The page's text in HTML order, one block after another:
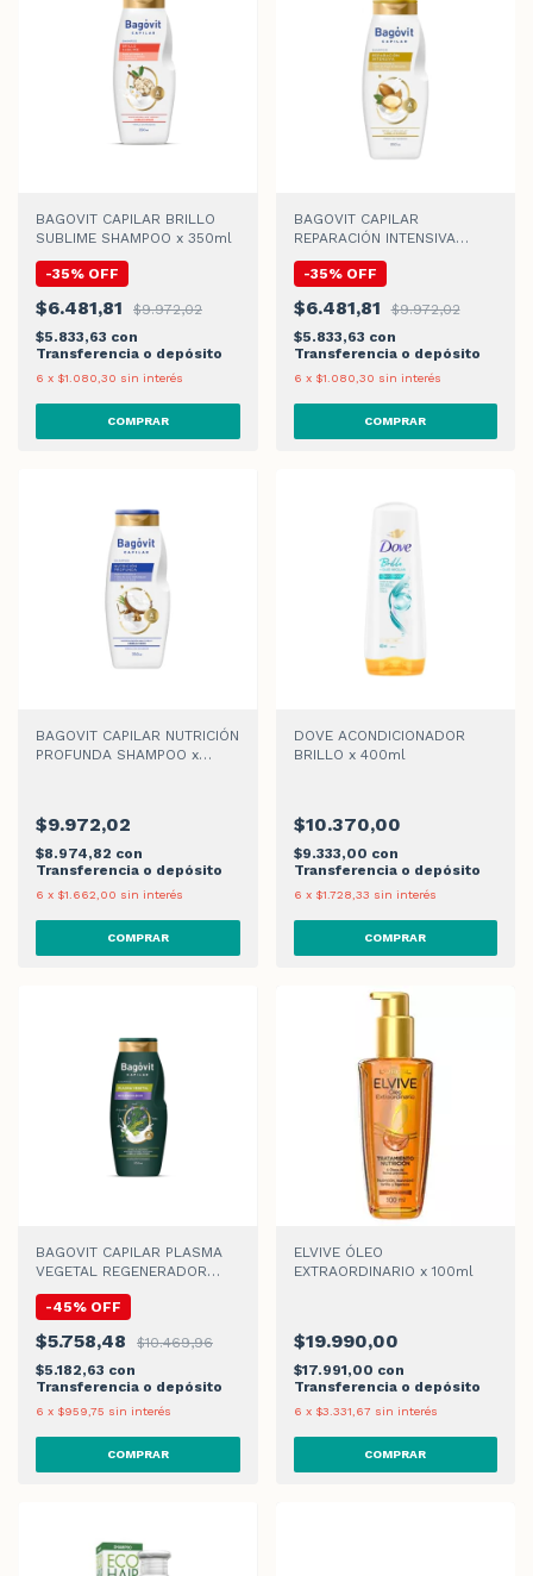
BAGOVIT CAPILAR BRILLO
SUBLIME SHAMPOO x 350ml
-35% OFF
$6.481,81
$9.972,02
$5.833,63 con
Transferencia o depósito
6 x $1.080,30 sin interés
BAGOVIT CAPILAR
REPARACIÓN INTENSIVA
-35% OFF
$6.481,81
$9.972,02
$5.833,63 con
Transferencia o depósito
6 x $1.080,30 sin interés
BAGOVIT CAPILAR NUTRICIÓN
PROFUNDA SHAMPOO x
$9.972,02
$8.974,82 con
Transferencia o depósito
6 x $1.662,00 sin interés
DOVE ACONDICIONADOR
BRILLO x 400ml
$10.370,00
$9.333,00 con
Transferencia o depósito
6 x $1.728,33 sin interés
BAGOVIT CAPILAR PLASMA
VEGETAL REGENERADOR
SHAMPOO x 350ml
-45% OFF
$5.758,48
$10.469,96
$5.182,63 con
Transferencia o depósito
6 x $959,75 sin interés
ELVIVE ÓLEO
EXTRAORDINARIO x 100ml
$19.990,00
$17.991,00 con
Transferencia o depósito
6 x $3.331,67 sin interés